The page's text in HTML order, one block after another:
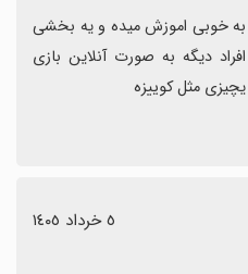
سرگرمیِ رقابتی تشکر می‌کنند و
می‌دانند.
مدرسه و تجربه پایدارتر هستید،
منبع آموزشی مفیدی باشد.
مثل کوییزه
٥ خرداد ١٤٠٥